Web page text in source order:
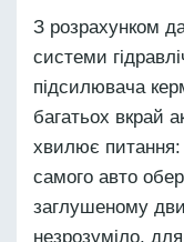
З розрахунком
системи
підсилювача
багатьох вкрай
хвилює
самого авто
заглушеному
незрозуміло, для